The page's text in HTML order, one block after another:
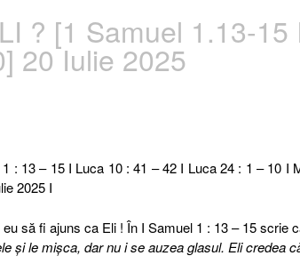
? [1 Samuel 1.13-15
20 Iulie 2025
: 13 – 15 I Luca 10 : 41 – 42 I Luca 24 : 1 – 10 I
2025 I
să fi ajuns ca Eli ! În I Samuel 1 : 13 – 15 scrie
şi le mişca, dar nu i se auzea glasul. Eli credea